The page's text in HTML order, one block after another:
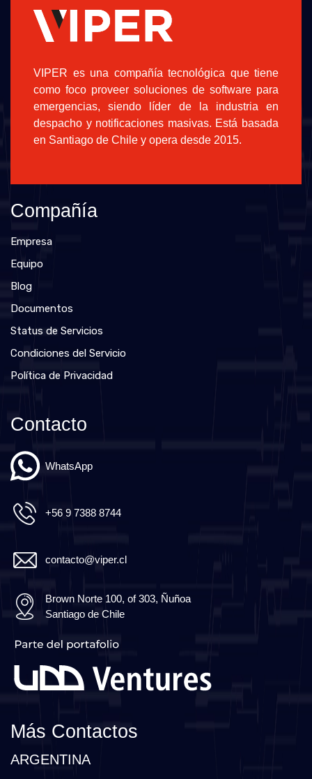
VIPER es una compañía tecnológica que tiene
como foco proveer soluciones de software para
emergencias, siendo líder de la industria en
despacho y notificaciones masivas. Está basada
en Santiago de Chile y opera desde 2015.
Compañía
Empresa
Equipo
Blog
Documentos
Status de Servicios
Condiciones del Servicio
Política de Privacidad
Contacto
WhatsApp
+56 9 7388 8744
contacto@viper.cl
Brown Norte 100, of 303, Ñuñoa
Santiago de Chile
Más Contactos
ARGENTINA